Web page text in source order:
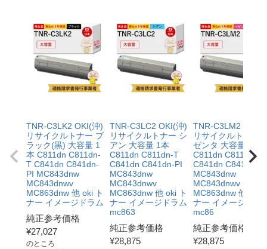
TNR-C3LK2 OKI(沖)
リサイクルトナー ブ
ラック(黒) 大容量 1
本 C811dn C811dn-
T C841dn C841dn-
PI MC843dnw
MC843dnwv
MC863dnw 他 oki ト
ナー イメージドラム
純正参考価格
¥27,027
のところ
TNR-C3LC2 OKI(沖)
リサイクルトナー シ
アン 大容量 1本
C811dn C811dn-T
C841dn C841dn-PI
MC843dnw
MC843dnwv
MC863dnw 他 oki ト
ナー イメージドラム
mc863
純正参考価格
¥28,875
TNR-C3LM2 OKI(
リサイクルトナー
ゼンタ 大容量 1本
C811dn C811dn-T
C841dn C841dn-PI
MC843dnw
MC843dnwv
MC863dnw 他 oki
ナー イメージドラ
mc86
純正参考価格
¥28,875